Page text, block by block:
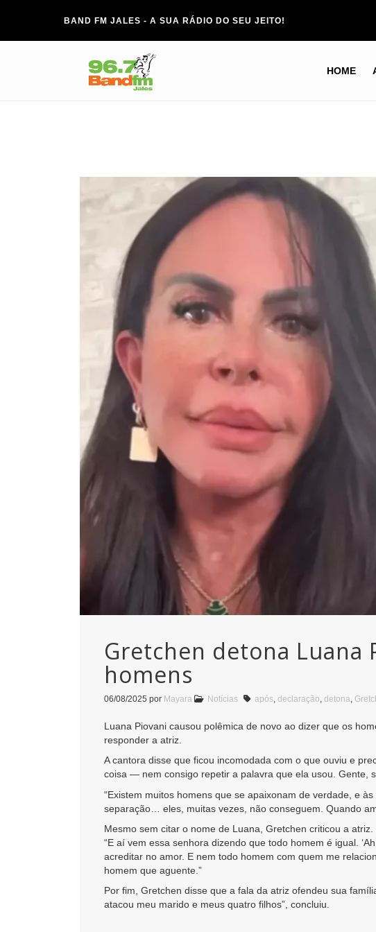
BAND FM JALES - A SUA RÁDIO DO SEU JEITO!
HOME
Gretchen detona Luana
homens
06/08/2025 por Mayara Notícias após, declaração, detona,
Luana Piovani causou polêmica de novo ao dizer que os
responder a atriz.
A cantora disse que ficou incomodada com o que ouviu e
coisa — nem consigo repetir a palavra que ela usou. Gente,
“Existem muitos homens que se apaixonam de verdade, e
separação… eles, muitas vezes, não conseguem. Quando
Mesmo sem citar o nome de Luana, Gretchen criticou a atriz.
“E aí vem essa senhora dizendo que todo homem é igual.
acreditar no amor. E nem todo homem com quem me
homem que aguente.”
Por fim, Gretchen disse que a fala da atriz ofendeu sua
atacou meu marido e meus quatro filhos”, concluiu.